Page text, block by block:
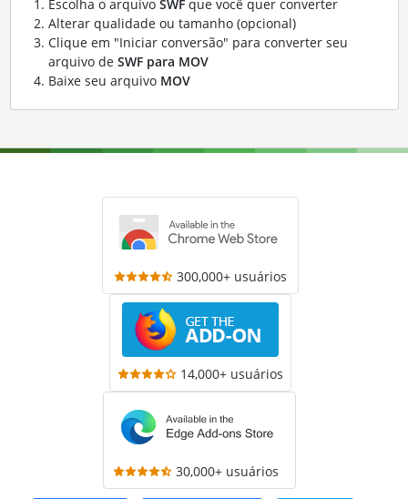
Escolha o arquivo SWFque você quer converter
Alterar qualidade ou tamanho (opcional)
Clique em "Iniciar conversão" para converter seu
arquivo de SWF para MOV
Baixe seu arquivo MOV
300,000+ usuários
14,000+ usuários
30,000+ usuários